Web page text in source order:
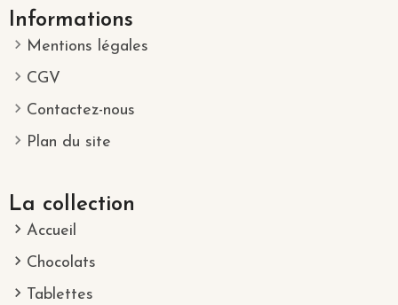
Informations
Mentions légales
CGV
Contactez-nous
Plan du site
La collection
Accueil
Chocolats
Tablettes